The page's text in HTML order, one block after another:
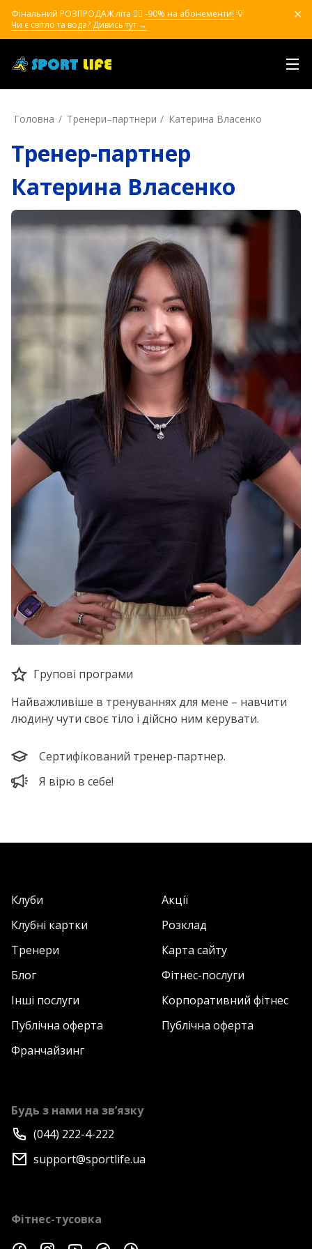
Фінальний РОЗПРОДАЖ літа ❤️‍🔥 -90% на абонементи! 💡
Чи є світло та вода? Дивись тут →
Головна Тренери–партнери Катерина Власенко
Тренер-партнер
Катерина Власенко
Групові програми
Найважливіше в тренуваннях для мене – навчити
людину чути своє тіло і дійсно ним керувати.
Сертифікований тренер-партнер.
Я вірю в себе!
Клуби
Акції
Клубні картки
Розклад
Тренери
Карта сайту
Блог
Фітнес-послуги
Інші послуги
Корпоративний фітнес
Публічна оферта
Публічна оферта
Франчайзинг
Будь з нами на зв’язку
(044) 222-4-222
support@sportlife.ua
Фітнес-тусовка